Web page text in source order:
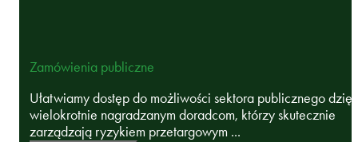
Zamówienia publiczne
Ułatwiamy dostęp do możliwości sektora publicznego
wielokrotnie nagradzanym doradcom, którzy skutecznie
zarządzają ryzykiem przetargowym ...